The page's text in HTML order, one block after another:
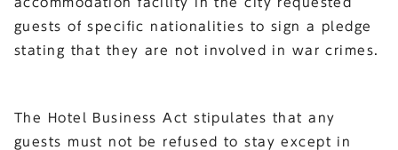
guests of specific nationalities to sign a pledge
stating that they are not involved in war crimes.
The Hotel Business Act stipulates that any
guests must not be refused to stay except in